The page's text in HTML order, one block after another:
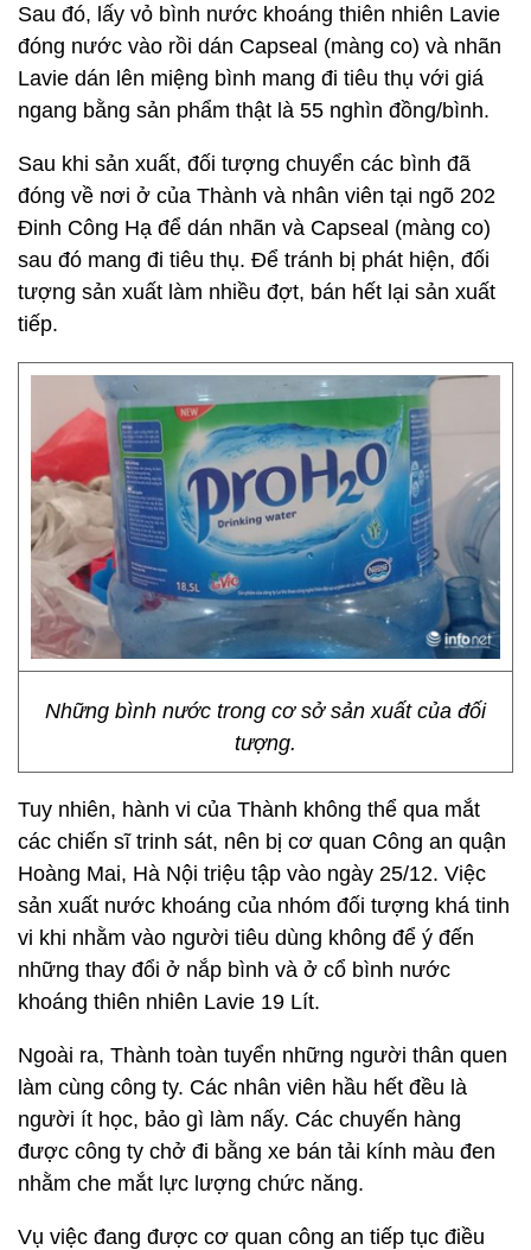
Sau đó, lấy vỏ bình nước khoáng thiên nhiên Lavie
đóng nước vào rồi dán Capseal (màng co) và nhãn
Lavie dán lên miệng bình mang đi tiêu thụ với giá
ngang bằng sản phẩm thật là 55 nghìn đồng/bình.
Sau khi sản xuất, đối tượng chuyển các bình đã
đóng về nơi ở của Thành và nhân viên tại ngõ 202
Đinh Công Hạ để dán nhãn và Capseal (màng co)
sau đó mang đi tiêu thụ. Để tránh bị phát hiện, đối
tượng sản xuất làm nhiều đợt, bán hết lại sản xuất
tiếp.
Những bình nước trong cơ sở sản xuất của đối
tượng.
Tuy nhiên, hành vi của Thành không thể qua mắt
các chiến sĩ trinh sát, nên bị cơ quan Công an quận
Hoàng Mai, Hà Nội triệu tập vào ngày 25/12. Việc
sản xuất nước khoáng của nhóm đối tượng khá tinh
vi khi nhằm vào người tiêu dùng không để ý đến
những thay đổi ở nắp bình và ở cổ bình nước
khoáng thiên nhiên Lavie 19 Lít.
Ngoài ra, Thành toàn tuyển những người thân quen
làm cùng công ty. Các nhân viên hầu hết đều là
người ít học, bảo gì làm nấy. Các chuyến hàng
được công ty chở đi bằng xe bán tải kính màu đen
nhằm che mắt lực lượng chức năng.
Vụ việc đang được cơ quan công an tiếp tục điều